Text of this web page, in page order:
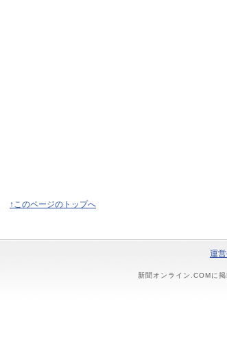
↑このページのトップへ
運
新聞オンライン.COMに